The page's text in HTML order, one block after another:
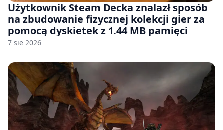
Użytkownik Steam Decka znalazł sposób
na zbudowanie fizycznej kolekcji gier za
pomocą dyskietek z 1.44 MB pamięci
7 sie 2026